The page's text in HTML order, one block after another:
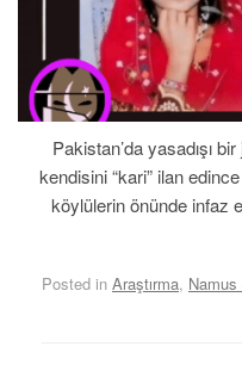
Pakistan’da yasadışı
kendisini “kari” ilan edince
köylülerin önünde infaz
Posted in Araştırma,